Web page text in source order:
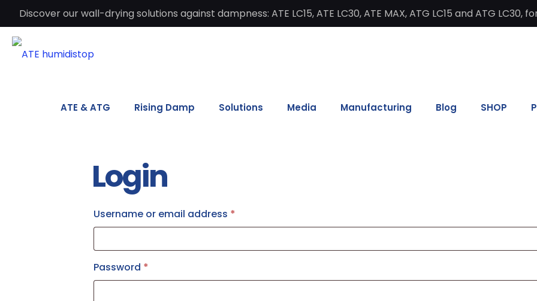
Discover our wall-drying solutions against dampness: ATE LC15, ATE LC30, ATE MAX, ATG LC15 and ATG LC30,
ATE & ATG Rising Damp Solutions Media Manufacturing Blog SHOP
Login
Username or email address *
Password *